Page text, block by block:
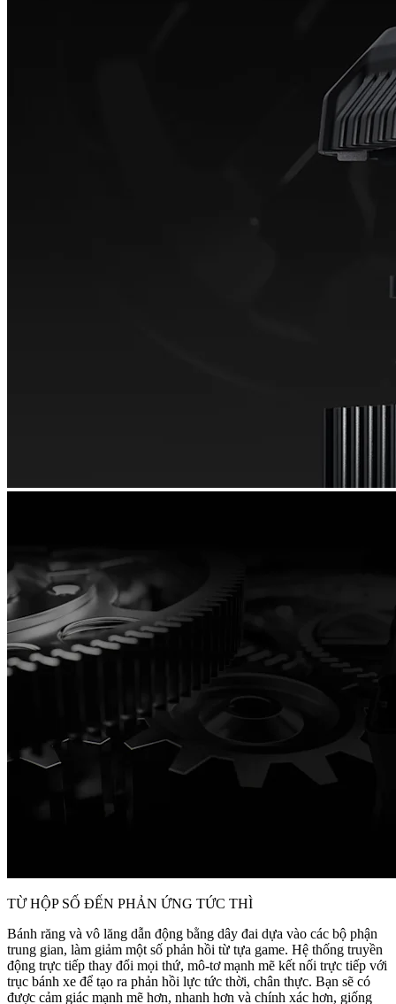
TỪ HỘP SỐ ĐẾN PHẢN ỨNG TỨC THÌ
Bánh răng và vô lăng dẫn động bằng dây đai dựa vào các bộ phận
trung gian, làm giảm một số phản hồi từ tựa game. Hệ thống truyền
động trực tiếp thay đổi mọi thứ, mô-tơ mạnh mẽ kết nối trực tiếp với
trục bánh xe để tạo ra phản hồi lực tức thời, chân thực. Bạn sẽ có
được cảm giác mạnh mẽ hơn, nhanh hơn và chính xác hơn, giống